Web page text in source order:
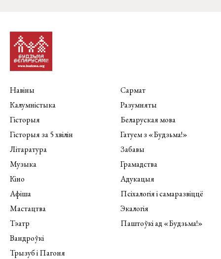
Навіны
Калумністыка
Гісторыя
Гісторыя за 5 хвілін
Літаратура
Музыка
Кіно
Афіша
Мастацтва
Тэатр
Вандроўкі
Трызуб і Пагоня
Сармат
Разумняты
Беларуская мова
Гатуем з «Будзьма!»
Забавы
Грамадства
Адукацыя
Псіхалогія і самаразвіццё
Экалогія
Паштоўкі ад «Будзьма!»